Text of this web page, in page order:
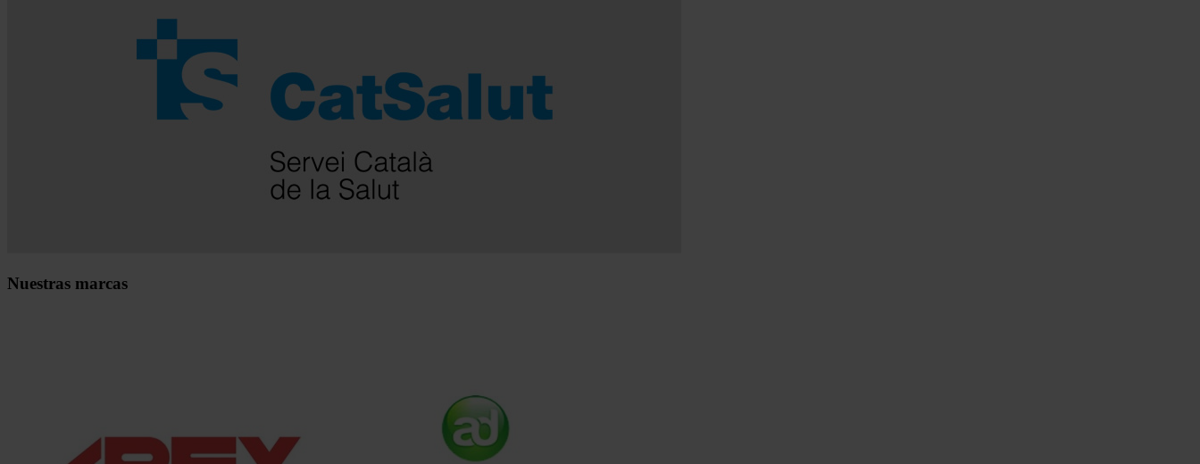
Nuestras marcas